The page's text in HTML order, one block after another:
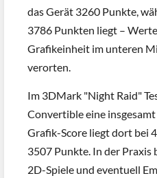
das Gerät 3260 Punkte,
3786 Punkten liegt –
Grafikeinheit im unteren
verorten.
Im 3DMark "Night Raid"
Convertible eine
Grafik-Score liegt dort bei
3507 Punkte. In der Praxis
2D-Spiele und eventuell